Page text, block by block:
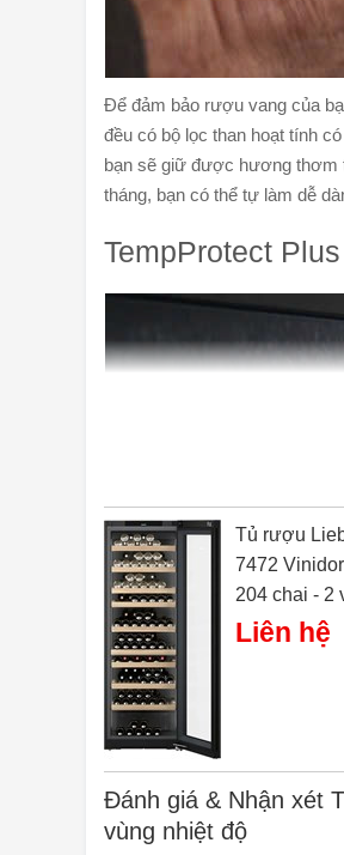
Để đảm bảo rượu vang của
đều có bộ lọc than hoạt tính
bạn sẽ giữ được hương thơm
tháng, bạn có thể tự làm dễ
TempProtect Plus
Bảo vệ kép. Với TempProtect
Tủ rượu
7472
204 chai - 2
Liên hệ
Đánh giá & Nhận xét
vùng nhiệt độ